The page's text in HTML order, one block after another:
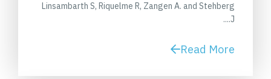
Linsambarth S, Riquelme R, Zangen A. and Stehberg
J....
Read More